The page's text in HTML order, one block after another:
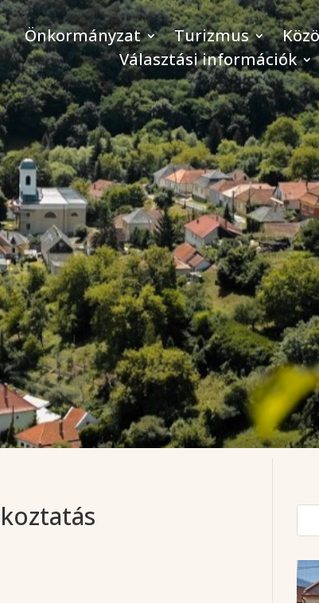
Önkormányzat Turizmus
Választási információk